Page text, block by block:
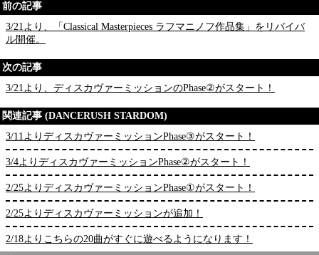
前の記事
3/21より、「Classical Masterpieces ラフマニノフ作品集」をリバイバ
ル開催。
次の記事
3/21より、ディスカヴァーミッションのPhase②がスタート！
関連記事 (DANCERUSH STARDOM)
3/11よりディスカヴァーミッションPhase③がスタート！
3/4よりディスカヴァーミッションPhase②がスタート！
2/25よりディスカヴァーミッションPhase①がスタート！
2/25よりディスカヴァーミッションが追加！
2/18よりこちらの20曲がすぐに遊べるようになります！